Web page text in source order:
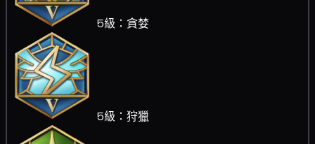
5級：貪婪
5級：狩獵